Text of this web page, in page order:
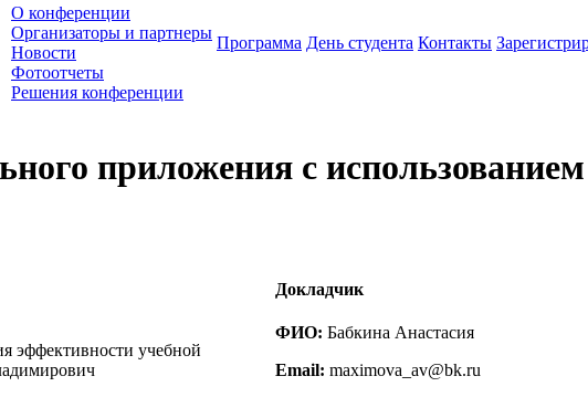
О конференции
Организаторы и партнеры
Новости
Фотоотчеты
Решения конференции
Программа День студента Контакты
приложения с
эффективности учебной
Докладчик
ФИО: Бабкина Анастасия
Email: maximova_av@bk.ru